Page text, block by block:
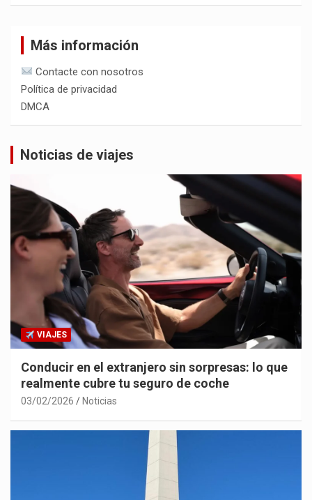
Más información
Contacte con nosotros
Política de privacidad
DMCA
Noticias de viajes
VIAJES
Conducir en el extranjero sin sorpresas: lo que
realmente cubre tu seguro de coche
03/02/2026 Noticias